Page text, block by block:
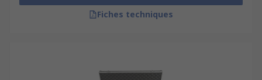
Fiches techniques